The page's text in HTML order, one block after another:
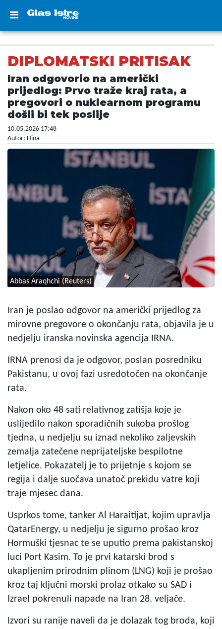
DIPLOMATSKI PRITISAK
Iran odgovorio na američki
prijedlog: Prvo traže kraj rata, a
pregovori o nuklearnom programu
došli bi tek poslije
10.05.2026 17:48
Autor: Hina
Abbas Araqhchi (Reuters)
Iran je poslao odgovor na američki prijedlog za
mirovne pregovore o okončanju rata, objavila je u
nedjelju iranska novinska agencija IRNA.
IRNA prenosi da je odgovor, poslan posredniku
Pakistanu, u ovoj fazi usredotočen na okončanje
rata.
Nakon oko 48 sati relativnog zatišja koje je
uslijedilo nakon sporadičnih sukoba prošlog
tjedna, u nedjelju su iznad nekoliko zaljevskih
zemalja zatečene neprijateljske bespilotne
letjelice. Pokazatelj je to prijetnje s kojom se
regija i dalje suočava unatoč prekidu vatre koji
traje mjesec dana.
Usprkos tome, tanker Al Haraitijat, kojim upravlja
QatarEnergy, u nedjelju je sigurno prošao kroz
Hormuški tjesnac te se uputio prema pakistanskoj
luci Port Kasim. To je prvi katarski brod s
ukapljenim prirodnim plinom (LNG) koji je prošao
kroz taj ključni morski prolaz otkako su SAD i
Izrael pokrenuli napade na Iran 28. veljače.
Izvori su ranije naveli da je dolazak tog broda, koji